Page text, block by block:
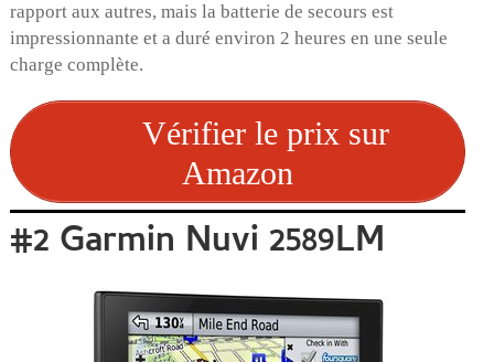
rapport aux autres, mais la batterie de secours est
impressionnante et a duré environ 2 heures en une seule
charge complète.
Vérifier le prix sur
Amazon
#2 Garmin Nuvi 2589LM